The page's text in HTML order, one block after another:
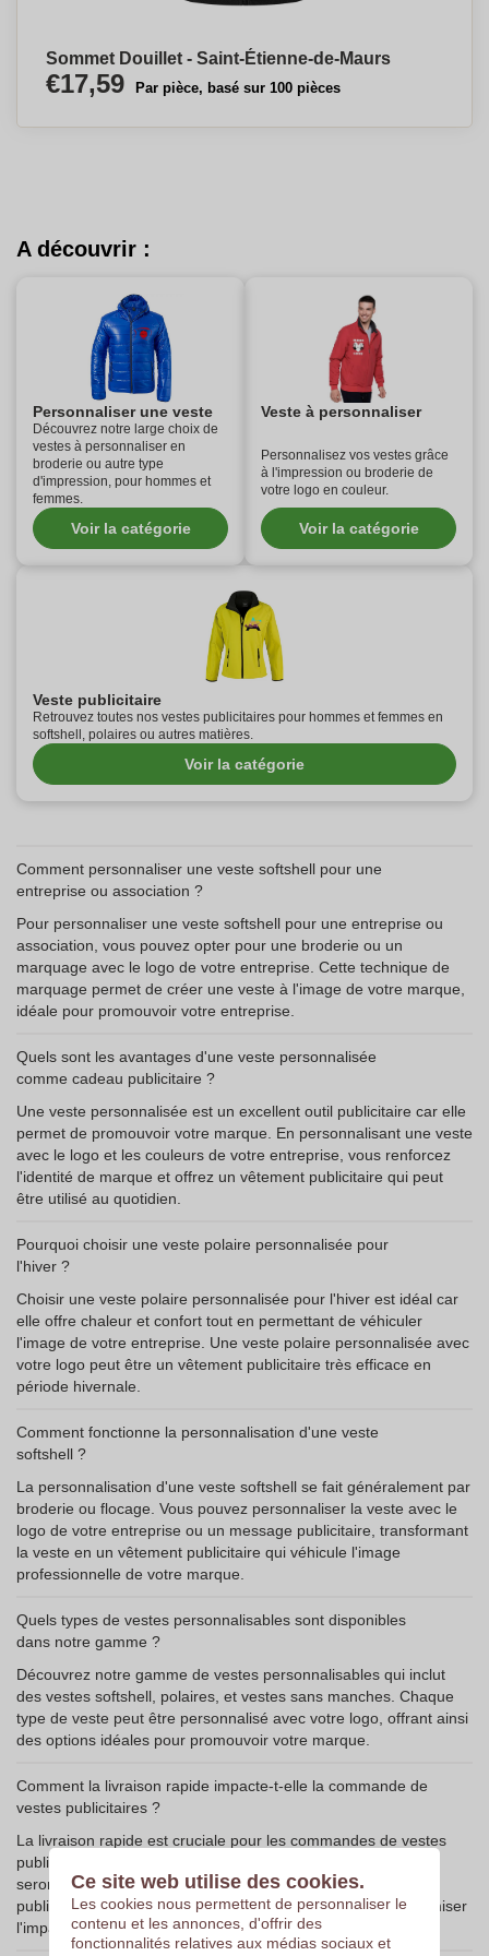
Sommet Douillet - Saint-Étienne-de-Maurs
€17,59 Par pièce, basé sur 100 pièces
A découvrir :
Personnaliser une veste
Découvrez notre large choix de
vestes à personnaliser en
broderie ou autre type
d'impression, pour hommes et
femmes.
Voir la catégorie
Veste à personnaliser
Personnalisez vos vestes grâce
à l'impression ou broderie de
votre logo en couleur.
Voir la catégorie
Veste publicitaire
Retrouvez toutes nos vestes publicitaires pour hommes et femmes en
softshell, polaires ou autres matières.
Voir la catégorie
Comment personnaliser une veste softshell pour une
entreprise ou association ?
Pour personnaliser une veste softshell pour une entreprise ou
association, vous pouvez opter pour une broderie ou un
marquage avec le logo de votre entreprise. Cette technique de
marquage permet de créer une veste à l'image de votre marque,
idéale pour promouvoir votre entreprise.
Quels sont les avantages d'une veste personnalisée
comme cadeau publicitaire ?
Une veste personnalisée est un excellent outil publicitaire car elle
permet de promouvoir votre marque. En personnalisant une veste
avec le logo et les couleurs de votre entreprise, vous renforcez
l'identité de marque et offrez un vêtement publicitaire qui peut
être utilisé au quotidien.
Pourquoi choisir une veste polaire personnalisée pour
l'hiver ?
Choisir une veste polaire personnalisée pour l'hiver est idéal car
elle offre chaleur et confort tout en permettant de véhiculer
l'image de votre entreprise. Une veste polaire personnalisée avec
votre logo peut être un vêtement publicitaire très efficace en
période hivernale.
Comment fonctionne la personnalisation d'une veste
softshell ?
La personnalisation d'une veste softshell se fait généralement par
broderie ou flocage. Vous pouvez personnaliser la veste avec le
logo de votre entreprise ou un message publicitaire, transformant
la veste en un vêtement publicitaire qui véhicule l'image
professionnelle de votre marque.
Quels types de vestes personnalisables sont disponibles
dans notre gamme ?
Découvrez notre gamme de vestes personnalisables qui inclut
des vestes softshell, polaires, et vestes sans manches. Chaque
type de veste peut être personnalisé avec votre logo, offrant ainsi
des options idéales pour promouvoir votre marque.
Comment la livraison rapide impacte-t-elle la commande de
vestes publicitaires ?
La livraison rapide est cruciale pour les commandes de vestes
publicitaires car elle garantit que les vêtements publicitaires
seront disponibles à temps pour vos événements. Une veste
publicitaire personnalisée livrée rapidement permet de maximiser
l'impact de votre campagne promotionnelle.
Ce site web utilise des cookies.
Les cookies nous permettent de personnaliser le
contenu et les annonces, d'offrir des
fonctionnalités relatives aux médias sociaux et